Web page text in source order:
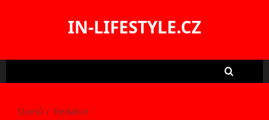
IN-LIFESTYLE.CZ
Domů Redakce